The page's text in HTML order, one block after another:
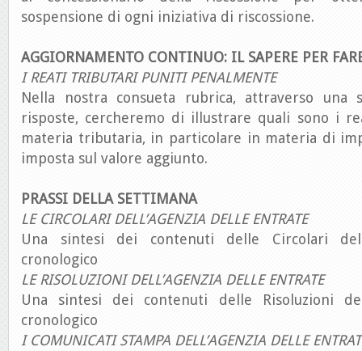
sospensione di ogni iniziativa di riscossione.
AGGIORNAMENTO CONTINUO: IL SAPERE PER
I REATI TRIBUTARI PUNITI PENALMENTE
Nella nostra consueta rubrica, attraverso una
risposte, cercheremo di illustrare quali sono i
materia tributaria, in particolare in materia di
imposta sul valore aggiunto.
PRASSI DELLA SETTIMANA
LE CIRCOLARI DELL’AGENZIA DELLE ENTRATE
Una sintesi dei contenuti delle Circolari
cronologico
LE RISOLUZIONI DELL’AGENZIA DELLE ENTRATE
Una sintesi dei contenuti delle Risoluzioni
cronologico
I COMUNICATI STAMPA DELL’AGENZIA DELLE